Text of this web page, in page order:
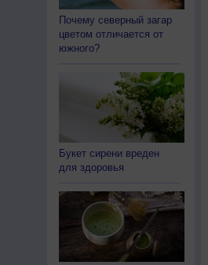
Почему северный загар
цветом отличается от
южного?
Букет сирени вреден
для здоровья